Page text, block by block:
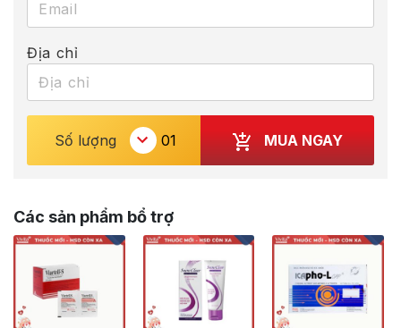
Địa chỉ
Số lượng MUA NGAY
Các sản phẩm bổ trợ